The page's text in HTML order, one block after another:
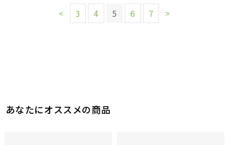
< 3 4 5 6 7 >
あなたにオススメの商品